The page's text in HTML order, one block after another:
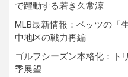
で躍動する若き久常涼
MLB最新情報：ベッツの「
中地区の戦力再編
ゴルフシーズン本格化：ト
季展望